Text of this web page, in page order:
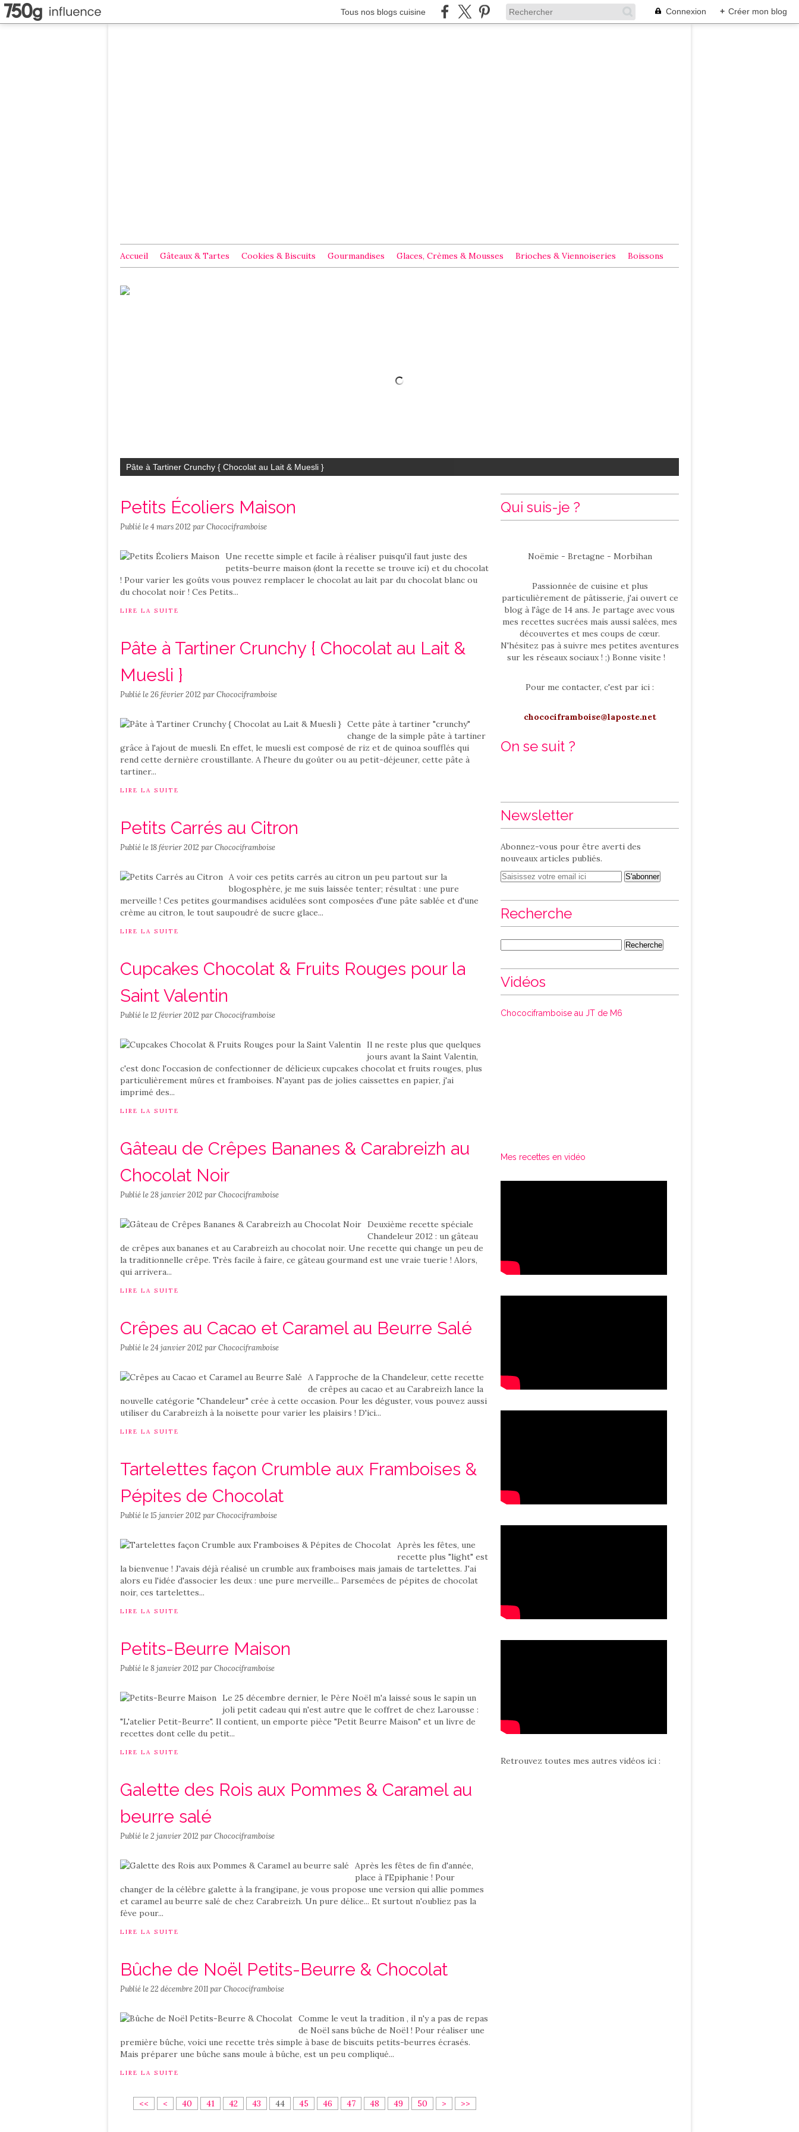
Tous nos blogs cuisine Connexion + Créer mon blog
Accueil Gâteaux & Tartes Cookies & Biscuits Gourmandises Glaces, Crèmes & Mousses Brioches & Viennoiseries Boissons
Pâte à Tartiner Crunchy { Chocolat au Lait & Muesli }
Petits Écoliers Maison
Publié le4 mars 2012 par Chocociframboise
Une recette simple et facile à réaliser puisqu'il faut juste des
petits-beurre maison (dont la recette se trouve ici) et du chocolat
! Pour varier les goûts vous pouvez remplacer le chocolat au lait par du chocolat blanc ou
du chocolat noir ! Ces Petits...
LIRE LA SUITE
Pâte à Tartiner Crunchy { Chocolat au Lait &
Muesli }
Publié le26 février 2012 par Chocociframboise
Cette pâte à tartiner "crunchy"
change de la simple pâte à tartiner
grâce à l'ajout de muesli. En effet, le muesli est composé de riz et de quinoa soufflés qui
rend cette dernière croustillante. A l'heure du goûter ou au petit-déjeuner, cette pâte à
tartiner...
LIRE LA SUITE
Petits Carrés au Citron
Publié le18 février 2012 par Chocociframboise
A voir ces petits carrés au citron un peu partout sur la
blogosphère, je me suis laissée tenter; résultat : une pure
merveille ! Ces petites gourmandises acidulées sont composées d'une pâte sablée et d'une
crème au citron, le tout saupoudré de sucre glace...
LIRE LA SUITE
Cupcakes Chocolat & Fruits Rouges pour la
Saint Valentin
Publié le12 février 2012 par Chocociframboise
Il ne reste plus que quelques
jours avant la Saint Valentin,
c'est donc l'occasion de confectionner de délicieux cupcakes chocolat et fruits rouges, plus
particulièrement mûres et framboises. N'ayant pas de jolies caissettes en papier, j'ai
imprimé des...
LIRE LA SUITE
Gâteau de Crêpes Bananes & Carabreizh au
Chocolat Noir
Publié le28 janvier 2012 par Chocociframboise
Deuxième recette spéciale
Chandeleur 2012 : un gâteau
de crêpes aux bananes et au Carabreizh au chocolat noir. Une recette qui change un peu de
la traditionnelle crêpe. Très facile à faire, ce gâteau gourmand est une vraie tuerie ! Alors,
qui arrivera...
LIRE LA SUITE
Crêpes au Cacao et Caramel au Beurre Salé
Publié le24 janvier 2012 par Chocociframboise
A l'approche de la Chandeleur, cette recette
de crêpes au cacao et au Carabreizh lance la
nouvelle catégorie "Chandeleur" crée à cette occasion. Pour les déguster, vous pouvez aussi
utiliser du Carabreizh à la noisette pour varier les plaisirs ! D'ici...
LIRE LA SUITE
Tartelettes façon Crumble aux Framboises &
Pépites de Chocolat
Publié le15 janvier 2012 par Chocociframboise
Après les fêtes, une
recette plus "light" est
la bienvenue ! J'avais déjà réalisé un crumble aux framboises mais jamais de tartelettes. J'ai
alors eu l'idée d'associer les deux : une pure merveille... Parsemées de pépites de chocolat
noir, ces tartelettes...
LIRE LA SUITE
Petits-Beurre Maison
Publié le8 janvier 2012 par Chocociframboise
Le 25 décembre dernier, le Père Noël m'a laissé sous le sapin un
joli petit cadeau qui n'est autre que le coffret de chez Larousse :
"L'atelier Petit-Beurre". Il contient, un emporte pièce "Petit Beurre Maison" et un livre de
recettes dont celle du petit...
LIRE LA SUITE
Galette des Rois aux Pommes & Caramel au
beurre salé
Publié le2 janvier 2012 par Chocociframboise
Après les fêtes de fin d'année,
place à l'Epiphanie ! Pour
changer de la célèbre galette à la frangipane, je vous propose une version qui allie pommes
et caramel au beurre salé de chez Carabreizh. Un pure délice... Et surtout n'oubliez pas la
fève pour...
LIRE LA SUITE
Bûche de Noël Petits-Beurre & Chocolat
Publié le22 décembre 2011par Chocociframboise
Comme le veut la tradition , il n'y a pas de repas
de Noël sans bûche de Noël ! Pour réaliser une
première bûche, voici une recette très simple à base de biscuits petits-beurres écrasés.
Mais préparer une bûche sans moule à bûche, est un peu compliqué...
LIRE LA SUITE
<< <
1
2
3
40 41 42 43 44 45 46 47 48 49 50 > >>
Qui suis-je ?
Noëmie - Bretagne - Morbihan
Passionnée de cuisine et plus
particulièrement de pâtisserie, j'ai ouvert ce
blog à l'âge de 14 ans. Je partage avec vous
mes recettes sucrées mais aussi salées, mes
découvertes et mes coups de cœur.
N'hésitez pas à suivre mes petites aventures
sur les réseaux sociaux ! ;) Bonne visite !
Pour me contacter, c'est par ici :
chocociframboise@laposte.net
On se suit ?
Newsletter
Abonnez-vous pour être averti des
nouveaux articles publiés.
Recherche
Vidéos
Chocociframboise au JT de M6
Mes recettes en vidéo
Retrouvez toutes mes autres vidéos ici :